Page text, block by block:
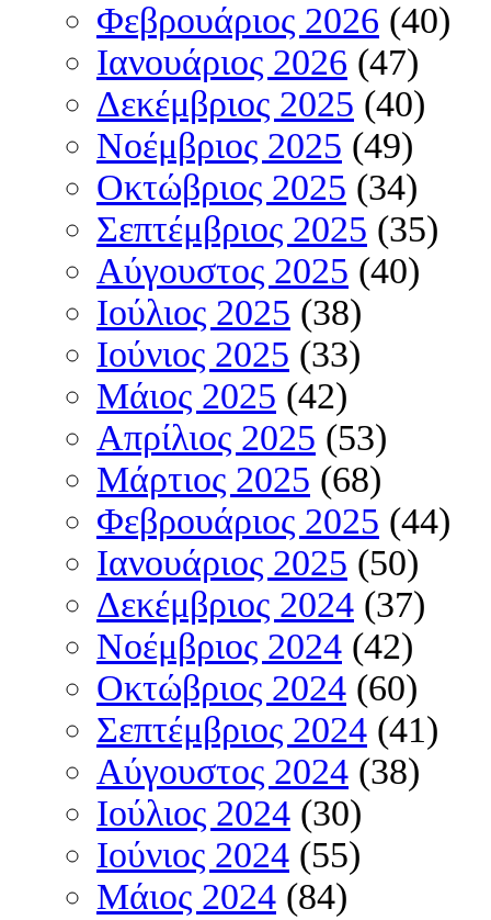
Φεβρουάριος 2026 (40)
Ιανουάριος 2026 (47)
Δεκέμβριος 2025 (40)
Νοέμβριος 2025 (49)
Οκτώβριος 2025 (34)
Σεπτέμβριος 2025 (35)
Αύγουστος 2025 (40)
Ιούλιος 2025 (38)
Ιούνιος 2025 (33)
Μάιος 2025 (42)
Απρίλιος 2025 (53)
Μάρτιος 2025 (68)
Φεβρουάριος 2025 (44)
Ιανουάριος 2025 (50)
Δεκέμβριος 2024 (37)
Νοέμβριος 2024 (42)
Οκτώβριος 2024 (60)
Σεπτέμβριος 2024 (41)
Αύγουστος 2024 (38)
Ιούλιος 2024 (30)
Ιούνιος 2024 (55)
Μάιος 2024 (84)